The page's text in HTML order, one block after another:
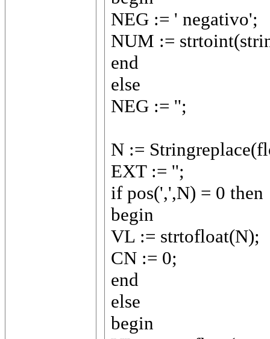
NEG := ' negativo';
NUM :=
end
else
NEG := '';
N :=
EXT := '';
if pos(',',N) = 0 then
begin
VL := strtofloat(N);
CN := 0;
end
else
begin